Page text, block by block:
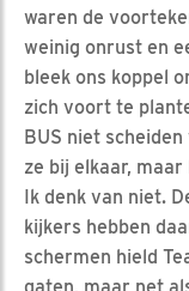
waren de
weinig onrust en
bleek ons koppel
zich voort te
BUS niet
ze bij elkaar,
Ik denk van niet.
kijkers hebben
schermen hield
gaten, maar net